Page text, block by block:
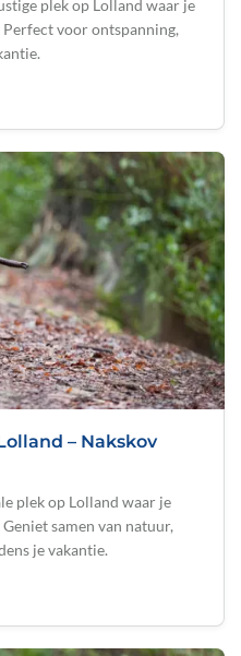
plek op Lolland waar je
voor ontspanning,
– Nakskov
plek op Lolland waar je
samen van natuur,
je vakantie.